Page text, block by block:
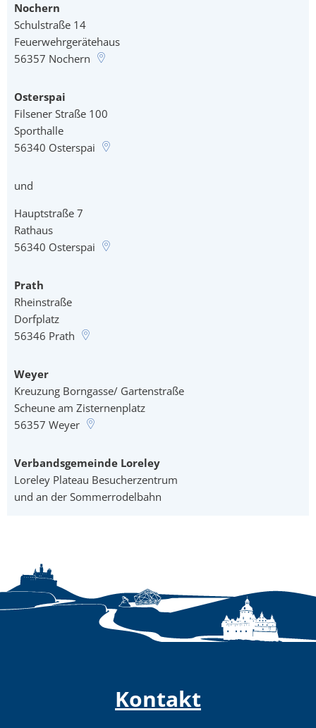
Nochern
Schulstraße 14
Feuerwehrgerätehaus
56357 Nochern
Osterspai
Filsener Straße 100
Sporthalle
56340 Osterspai
und
Hauptstraße 7
Rathaus
56340 Osterspai
Prath
Rheinstraße
Dorfplatz
56346 Prath
Weyer
Kreuzung Borngasse/ Gartenstraße
Scheune am Zisternenplatz
56357 Weyer
Verbandsgemeinde Loreley
Loreley Plateau Besucherzentrum
und an der Sommerrodelbahn
Kontakt